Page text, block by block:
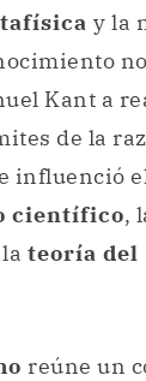
y la
Kant a
de la
influenció
científico,
teoría del
reúne un